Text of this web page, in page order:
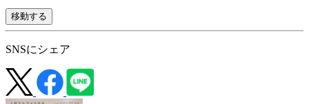
移動する
SNSにシェア